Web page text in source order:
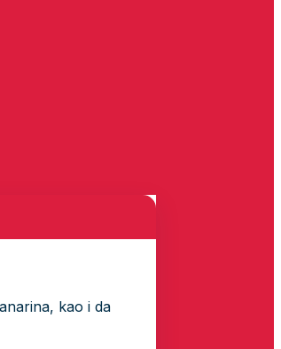
kao i da